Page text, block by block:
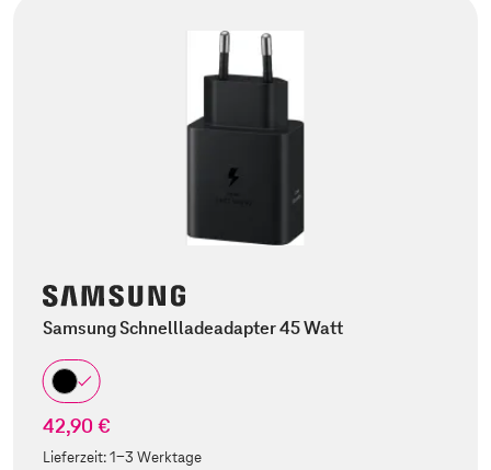
Samsung Schnellladeadapter 45 Watt
42,90 €
Lieferzeit:1-3 Werktage